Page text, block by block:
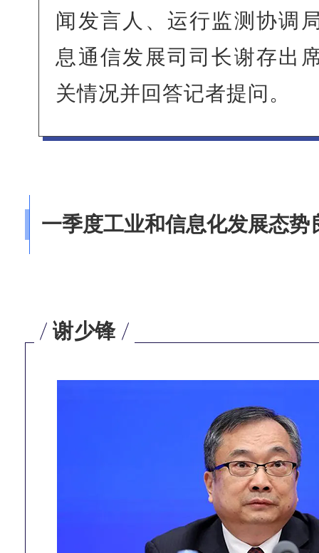
闻发言人、运行监测协调
息通信发展司司长谢存出
关情况并回答记者提问。
一季度工业和信息化发展态势
谢少锋